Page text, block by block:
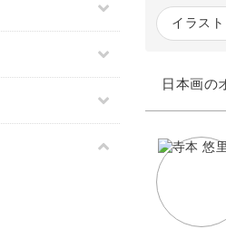
イラス
日本画の